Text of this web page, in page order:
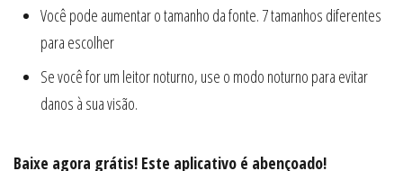
Você pode aumentar o tamanho da fonte. 7 tamanhos diferentes
para escolher
Se você for um leitor noturno, use o modo noturno para evitar
danos à sua visão.
Baixe agora grátis! Este aplicativo é abençoado!